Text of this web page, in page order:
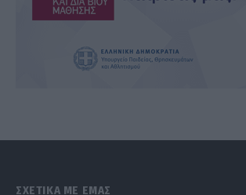
ΣΧΕΤΙΚΑ ΜΕ ΕΜΑΣ